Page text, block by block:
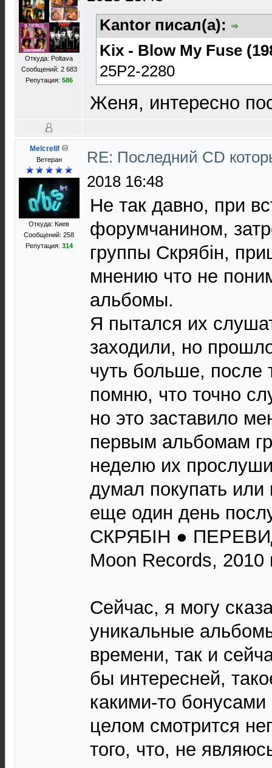
Откуда: Poltava
Сообщений: 2 683
Репутация: 586
Kantor писал(а):
Kix - Blow My Fuse
25P2-2280
Женя, интересно
Melcrelif
Ветеран
Откуда: Киев
Сообщений: 258
Репутация: 314
RE: Последний CD
2018 16:48
Не так давно, при
форумчанином,
группы Скрябін,
мнению что не
альбомы.
Я пытался их
заходили, но
чуть больше, после
помню, что точно
но это заставило
первым альбомам
неделю их
думал покупать или
еще один день
СКРЯБІН ●
Moon Records, 2010
Сейчас, я могу
уникальные
времени, так и
бы интересней,
какими-то
целом смотрится
того, что, не